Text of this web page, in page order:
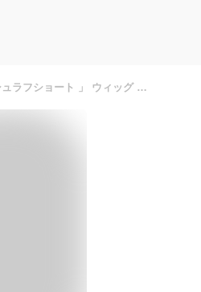
Brightlele 「 素肌ウィッグ 接触冷感 マニッシュラフショート 」 ウィッグ ショート ボブ 涼しい ブライトララ ヘアアクセサリー その他のヘアアクセサリー ブラウン ベージュ【送料無料】